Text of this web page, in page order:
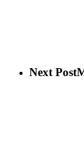
Next Post